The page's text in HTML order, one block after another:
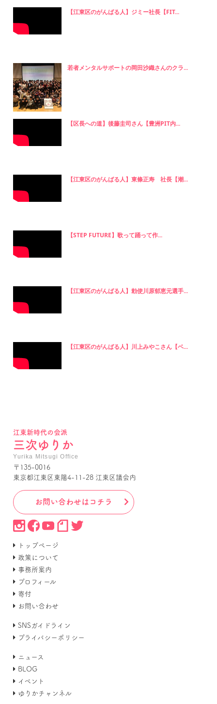
【江東区のがんばる人】ジミー社長【FIT...
若者メンタルサポートの岡田沙織さんのクラ...
【区長への道】後藤圭司さん【豊洲PIT内...
【江東区のがんばる人】東條正寿 社長【潮...
【STEP FUTURE】歌って踊って作...
【江東区のがんばる人】勅使川原郁恵元選手...
【江東区のがんばる人】川上みやこさん【ベ...
江東新時代の会派
三次ゆりか
Yurika Mitsugi Office
〒135-0016
東京都江東区東陽4-11-28 江東区議会内
お問い合わせはコチラ
トップページ
政策について
事務所案内
プロフィール
寄付
お問い合わせ
SNSガイドライン
プライバシーポリシー
ニュース
BLOG
イベント
ゆりかチャンネル